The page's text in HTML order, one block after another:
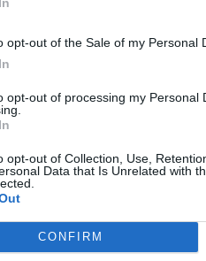
opt-out of the Sale of my Personal
opt-out of processing my Personal
opt-out of Collection, Use,
Data that Is Unrelated with
CONFIRM
τηλεκατευθυνόμενα
Αϊ-Βασίλη» θα
θα πρέπει να
«καλάθι» και τις
μήνα και θα
Αποδέχομαι